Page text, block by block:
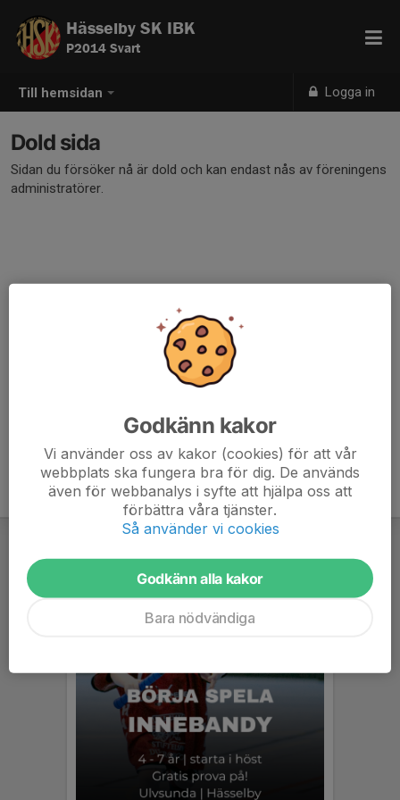
Till hemsidan Logga in
Hässelby SK IBK
P2014 Svart
Dold sida
Sidan du försöker nå är dold och kan endast nås av föreningens
administratörer.
Godkänn kakor
Vi använder oss av kakor (cookies) för att vår
webbplats ska fungera bra för dig. De används
även för webbanalys i syfte att hjälpa oss att
förbättra våra tjänster.
Så använder vi cookies
Godkänn alla kakor
Bara nödvändiga